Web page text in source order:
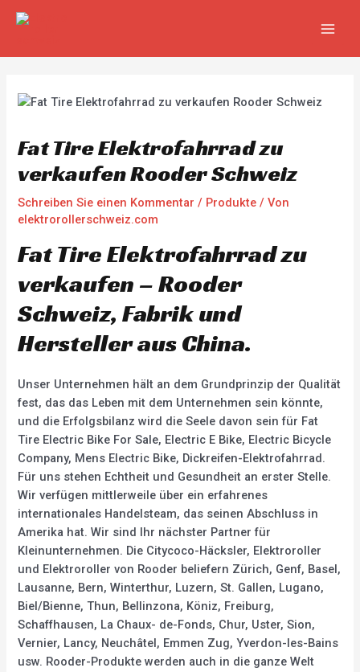
Inhalt
Fat Tire Elektrofahrrad zu
verkaufen Rooder Schweiz
Schreiben Sie einen Kommentar / Produkte / Von
elektrorollerschweiz.com
Fat Tire Elektrofahrrad zu
verkaufen – Rooder
Schweiz, Fabrik und
Hersteller aus China.
Unser Unternehmen hält an dem Grundprinzip der Qualität
fest, das das Leben mit dem Unternehmen sein könnte,
und die Erfolgsbilanz wird die Seele davon sein für Fat
Tire Electric Bike For Sale, Electric E Bike, Electric Bicycle
Company, Mens Electric Bike, Dickreifen-Elektrofahrrad.
Für uns stehen Echtheit und Gesundheit an erster Stelle.
Wir verfügen mittlerweile über ein erfahrenes
internationales Handelsteam, das seinen Abschluss in
Amerika hat. Wir sind Ihr nächster Partner für
Kleinunternehmen. Die Citycoco-Häcksler, Elektroroller
und Elektroroller von Rooder beliefern Zürich, Genf, Basel,
Lausanne, Bern, Winterthur, Luzern, St. Gallen, Lugano,
Biel/Bienne, Thun, Bellinzona, Köniz, Freiburg,
Schaffhausen, La Chaux- de-Fonds, Chur, Uster, Sion,
Vernier, Lancy, Neuchâtel, Emmen Zug, Yverdon-les-Bains
usw. Rooder-Produkte werden auch in die ganze Welt